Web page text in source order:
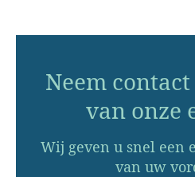
Neem
van onze
Wij geven u snel een
van uw